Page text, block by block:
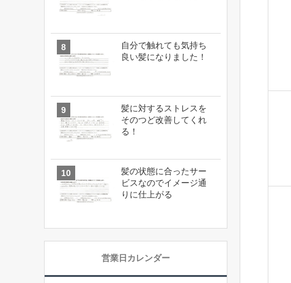
自分で触れても気持ち
良い髪になりました！
髪に対するストレスを
そのつど改善してくれ
る！
髪の状態に合ったサー
ビスなのでイメージ通
りに仕上がる
営業日カレンダー